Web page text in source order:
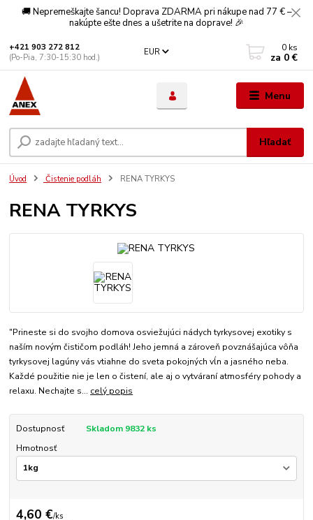
🚚 Nepremeškajte šancu! Doprava ZDARMA pri nákupe nad 77 € –
nakúpte ešte dnes a ušetrite na doprave! 🎉
Menu
EUR
Hľadať
+421 903 272 812
(Po-Pia, 7:30-15:30 hod.)
0 ks
za 0 €
Úvod Čistenie podláh RENA TYRKYS
RENA TYRKYS
"Prineste si do svojho domova osviežujúci nádych tyrkysovej exotiky s
naším novým čističom podláh! Jeho jemná a zároveň povznášajúca vôňa
tyrkysovej lagúny vás vtiahne do sveta pokojných vĺn a jasného neba.
Každé použitie nie je len o čistení, ale aj o vytváraní atmosféry pohody a
relaxu. Nechajte s... celý popis
Dostupnosť
Skladom 9832 ks
Hmotnosť
4,60 €/ks